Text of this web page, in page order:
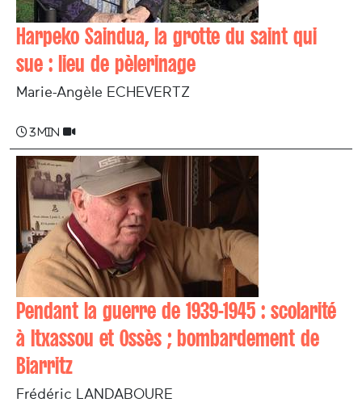
Harpeko Saindua, la grotte du saint qui
sue : lieu de pèlerinage
Marie-Angèle ECHEVERTZ
3 min
Pendant la guerre de 1939-1945 : scolarité
à Itxassou et Ossès ; bombardement de
Biarritz
Frédéric LANDABOURE